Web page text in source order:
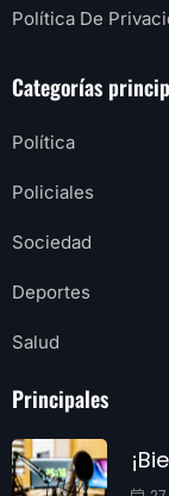
Política De
Categorías
Política
Policiales
Sociedad
Deportes
Salud
Principales